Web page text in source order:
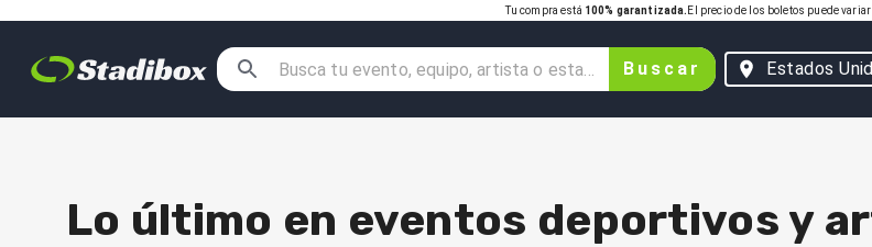
Tu compra está 100% garantizada. El precio de los boletos puede
Buscar Estados
Lo último en eventos deportivos y